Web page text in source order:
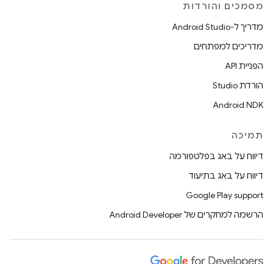
מסמכים והורדות
מדריך ל-Android Studio
מדריכים למפתחים
הפניית API
הורדת Studio
Android NDK
תמיכה
דיווח על באג בפלטפורמה
דיווח על באג בתיעוד
Google Play support
הרשמה למחקרים של Android Developer